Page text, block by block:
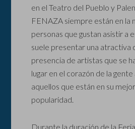
en el Teatro del Pueblo y
FENAZA siempre están en la
personas que gustan asistir a
suele presentar una atractiva
presencia de artistas que se
lugar en el corazón de la
aquellos que están en su
popularidad.
Durante la duración de la